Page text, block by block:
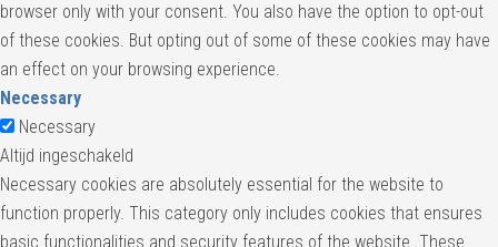
browser only with your consent. You also have the option to opt-out
of these cookies. But opting out of some of these cookies may have
an effect on your browsing experience.
Necessary
Necessary
Altijd ingeschakeld
Necessary cookies are absolutely essential for the website to
function properly. This category only includes cookies that ensures
basic functionalities and security features of the website. These